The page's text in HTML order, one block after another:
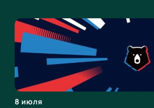
8 июля